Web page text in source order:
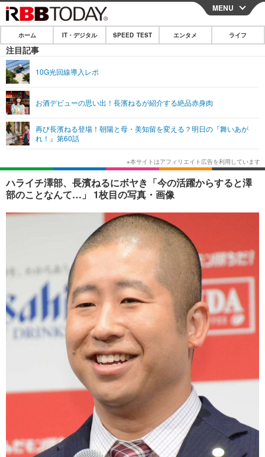
CLOSE
ホーム
IT・デジタル
ショッピング その他
SPEED TEST
エンタメ
エンタメTOP
韓国・芸能
音楽 スポーツ
その他
ライフ
ライフTOP グルメ
ペット ショッピング
その他
リリース一覧
プッシュ通知の停止方法
MENU
ホーム IT・デジタル SPEED TEST エンタメ ライフ
注目記事
10G光回線導入レポ
お酒デビューの思い出！長濱ねるが紹介する絶品赤身肉
再び長濱ねる登場！朝陽と母・美知留を変える？明日の『舞いあが
れ！』第60話
ハライチ澤部、長濱ねるにボヤき「今の活躍からすると澤
部のことなんて…」 1枚目の写真・画像